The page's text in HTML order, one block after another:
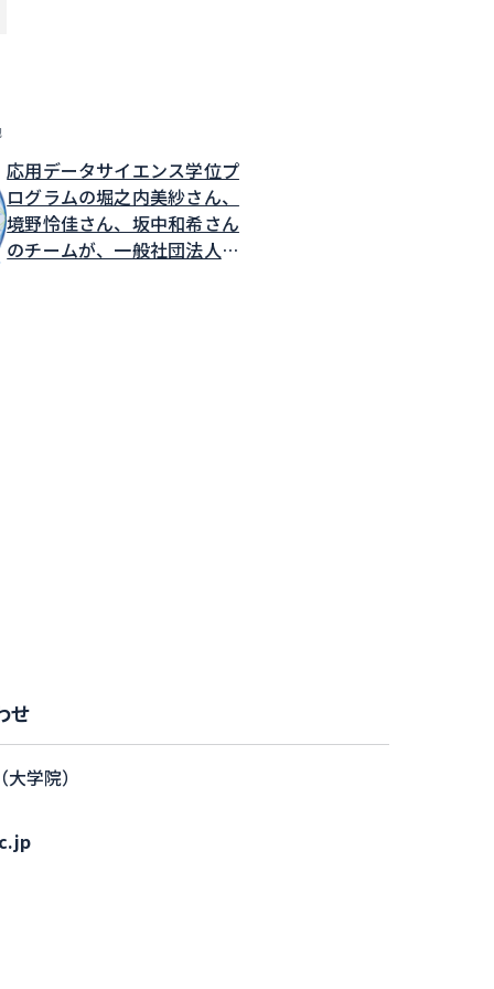
応用データサイエンス学位プ
ログラムの堀之内美紗さん、
境野怜佳さん、坂中和希さん
のチームが、一般社団法人世
せ
学院）